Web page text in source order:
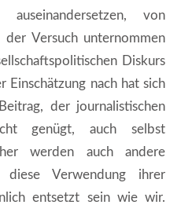
von
der Versuch unternommen
Diskurs
Einschätzung nach hat sich
der journalistischen
genügt, auch selbst
werden auch andere
diese Verwendung ihrer
entsetzt sein wie wir.